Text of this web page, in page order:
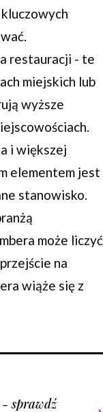
restauracji - te
miejskich lub
wyższe
i większej
elementem jest
stanowisko.
może liczyć
na
wiąże się z
sprawdź